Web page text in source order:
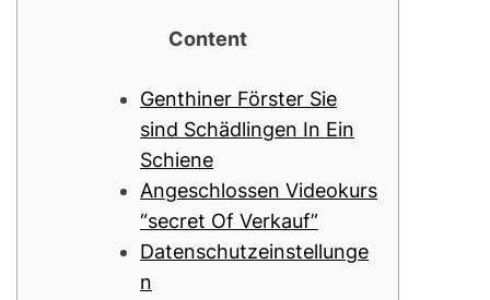
Content
Genthiner Förster Sie
sind Schädlingen In Ein
Schiene
Angeschlossen Videokurs
“secret Of Verkauf”
Datenschutzeinstellunge
n